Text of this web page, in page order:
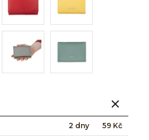
2 dny 59 Kč